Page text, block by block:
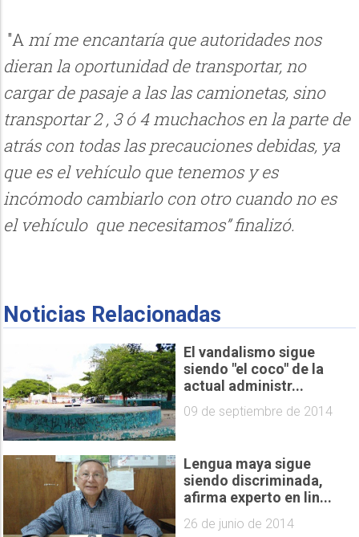
"A mí me encantaría que autoridades nos
dieran la oportunidad de transportar, no
cargar de pasaje a las las camionetas, sino
transportar 2 , 3 ó 4 muchachos en la parte de
atrás con todas las precauciones debidas, ya
que es el vehículo que tenemos y es
incómodo cambiarlo con otro cuando no es
el vehículo que necesitamos” finalizó.
Noticias Relacionadas
El vandalismo sigue
siendo "el coco" de la
actual administr...
09 de septiembre de 2014
Lengua maya sigue
siendo discriminada,
afirma experto en lin...
26 de junio de 2014